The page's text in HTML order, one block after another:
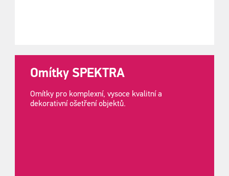
Omítky SPEKTRA
Omítky pro komplexní, vysoce kvalitní a
dekorativní ošetření objektů.